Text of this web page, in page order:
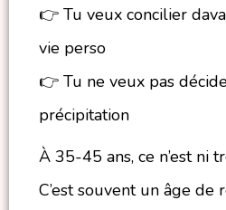
👉 Tu veux concilier
vie perso
👉 Tu ne veux pas
précipitation
À 35-45 ans, ce n’est ni
C’est souvent un âge de